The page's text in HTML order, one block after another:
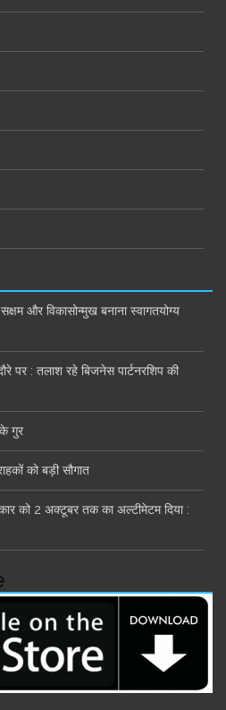
और विकासोन्मुख बनाना स्वागतयोग्य
पर : तलाश रहे बिजनेस पार्टनरशिप की
गुर
को बड़ी सौगात
को 2 अक्टूबर तक का अल्टीमेटम दिया :